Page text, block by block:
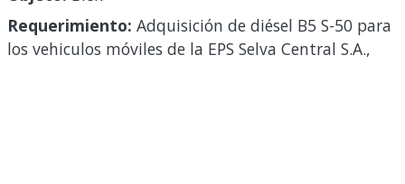
Requerimiento: Adquisición de diésel B5 S-50 para
los vehiculos móviles de la EPS Selva Central S.A.,